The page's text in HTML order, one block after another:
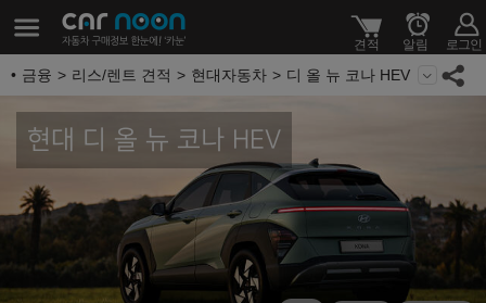
금융 리스/렌트 견적 현대자동차 디 올 뉴 코나 HEV
현대 디 올 뉴 코나 HEV